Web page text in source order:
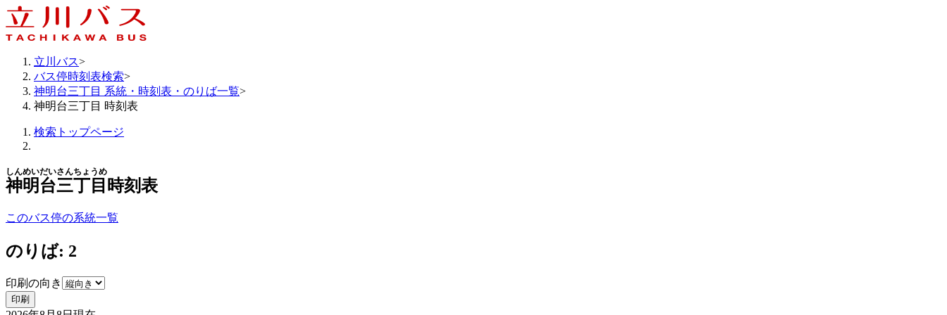
立川バス>
バス停時刻表検索>
神明台三丁目 系統・時刻表・のりば一覧>
神明台三丁目 時刻表
検索トップページ
神明台三丁目
しんめいだいさんちょうめ
時刻表
このバス停の系統一覧
のりば: 2
印刷の向き
印刷